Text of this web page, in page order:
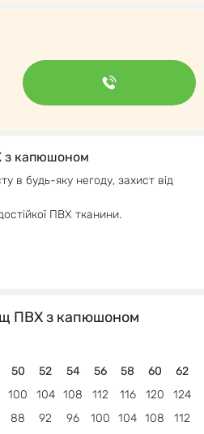
з капюшоном
в будь-яку негоду, захист від
ПВХ тканини.
ПВХ з капюшоном
50 52 54 56 58 60
62
100 104 108 112 116 120
124
88 92 96 100 104 108
112